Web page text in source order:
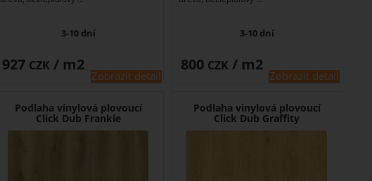
3-10 dní
Zobrazit detail
927 CZK / m2
3-10 dní
Zobrazit detail
800 CZK / m2
Podlaha vinylová plovoucí
Click Dub Frankie
Podlaha vinylová plovoucí
Click Dub Graffity